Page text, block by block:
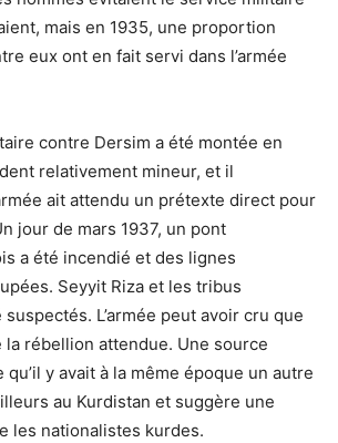
mais en 1935, une proportion
eux ont en fait servi dans l’armée
contre Dersim a été montée en
relativement mineur, et il
ait attendu un prétexte direct pour
jour de mars 1937, un pont
a été incendié et des lignes
Seyyit Riza et les tribus
L’armée peut avoir cru que
la rébellion attendue. Une source
y avait à la même époque un autre
au Kurdistan et suggère une
les nationalistes kurdes.